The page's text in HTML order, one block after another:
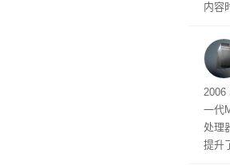
内容
有
2006
一代
处理
提升